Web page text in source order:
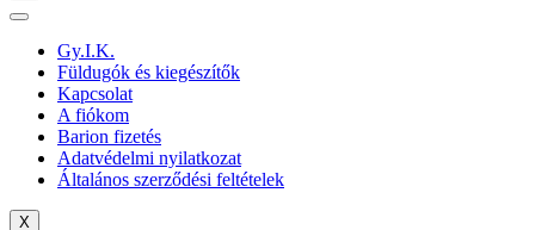
Gy.I.K.
Füldugók és kiegészítők
Kapcsolat
A fiókom
Barion fizetés
Adatvédelmi nyilatkozat
Általános szerződési feltételek
X